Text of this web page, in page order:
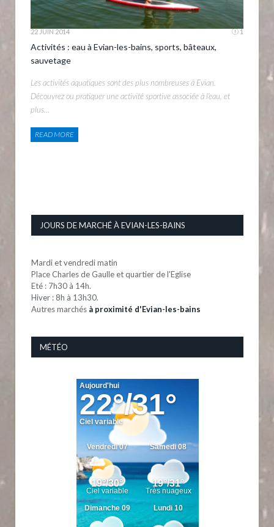
22 JUIN 2014 1
Activités : eau à Evian-les-bains, sports, bâteaux,
sauvetage
Les activités aquatiques sont des plus nombreuses à Evian.
Découvrez ou pratiquer une activité sportive associée à l’eau, et
plus…
READ MORE
JOURS DE MARCHÉ À EVIAN-LES-BAINS
Mardi et vendredi matin
Place Charles de Gaulle et quartier de l'Eglise
Eté : 7h30 à 14h.
Hiver : 8h à 13h30.
Autres marchés à proximité d'Evian-les-bains
MÉTÉO